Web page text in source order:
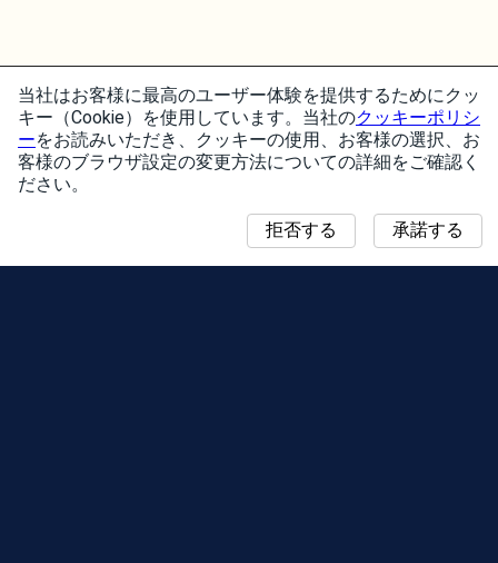
当社はお客様に最高のユーザー体験を提供するためにクッ
キー（Cookie）を使用しています。当社のクッキーポリシ
ーをお読みいただき、クッキーの使用、お客様の選択、お
客様のブラウザ設定の変更方法についての詳細をご確認く
ださい。
承諾する
拒否する